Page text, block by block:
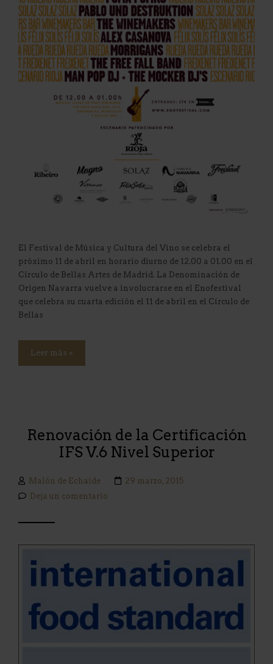
El Festival de Música y Cultura del Vino se celebra el
próximo 11 de abril en horario diurno de 12.00 a 01.00 en el
Círculo de Bellas Artes de Madrid. La Denominación de
Origen Navarra vuelve a involucrarse en el Enofestival
que celebra su cuarta edición el 11 de abril en el Círculo de
Bellas
Leer más »
Renovación de la Certificación
IFS V.6 Nivel Superior
Malón de Echaide
29 marzo, 2015
Deja un comentario